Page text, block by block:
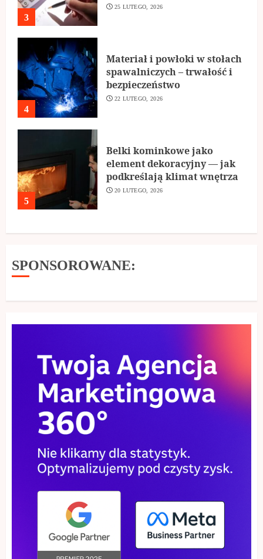
3
25 LUTEGO, 2026
4
Materiał i powłoki w stołach
spawalniczych – trwałość i
bezpieczeństwo
22 LUTEGO, 2026
5
Belki kominkowe jako
element dekoracyjny — jak
podkreślają klimat wnętrza
20 LUTEGO, 2026
SPONSOROWANE: